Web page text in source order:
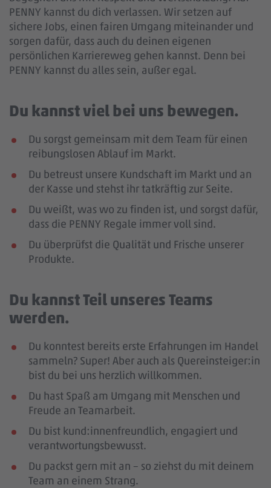
PENNY kannst du dich verlassen. Wir setzen auf
sichere Jobs, einen fairen Umgang miteinander und
sorgen dafür, dass auch du deinen eigenen
persönlichen Karriereweg gehen kannst. Denn bei
PENNY kannst du alles sein, außer egal.
Du kannst viel bei uns bewegen.
Du sorgst gemeinsam mit dem Team für einen
reibungslosen Ablauf im Markt.
Du betreust unsere Kundschaft im Markt und an
der Kasse und stehst ihr tatkräftig zur Seite.
Du weißt, was wo zu finden ist, und sorgst dafür,
dass die PENNY Regale immer voll sind.
Du überprüfst die Qualität und Frische unserer
Produkte.
Du kannst Teil unseres Teams
werden.
Du konntest bereits erste Erfahrungen im Handel
sammeln? Super! Aber auch als Quereinsteiger:in
bist du bei uns herzlich willkommen.
Du hast Spaß am Umgang mit Menschen und
Freude an Teamarbeit.
Du bist kund:innenfreundlich, engagiert und
verantwortungsbewusst.
Du packst gern mit an – so ziehst du mit deinem
Team an einem Strang.